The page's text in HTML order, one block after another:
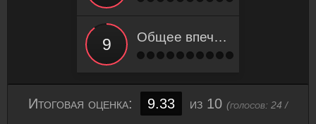
Общее впечатление
Итоговая оценка: 9.33 из 10 (голосов: 24 /